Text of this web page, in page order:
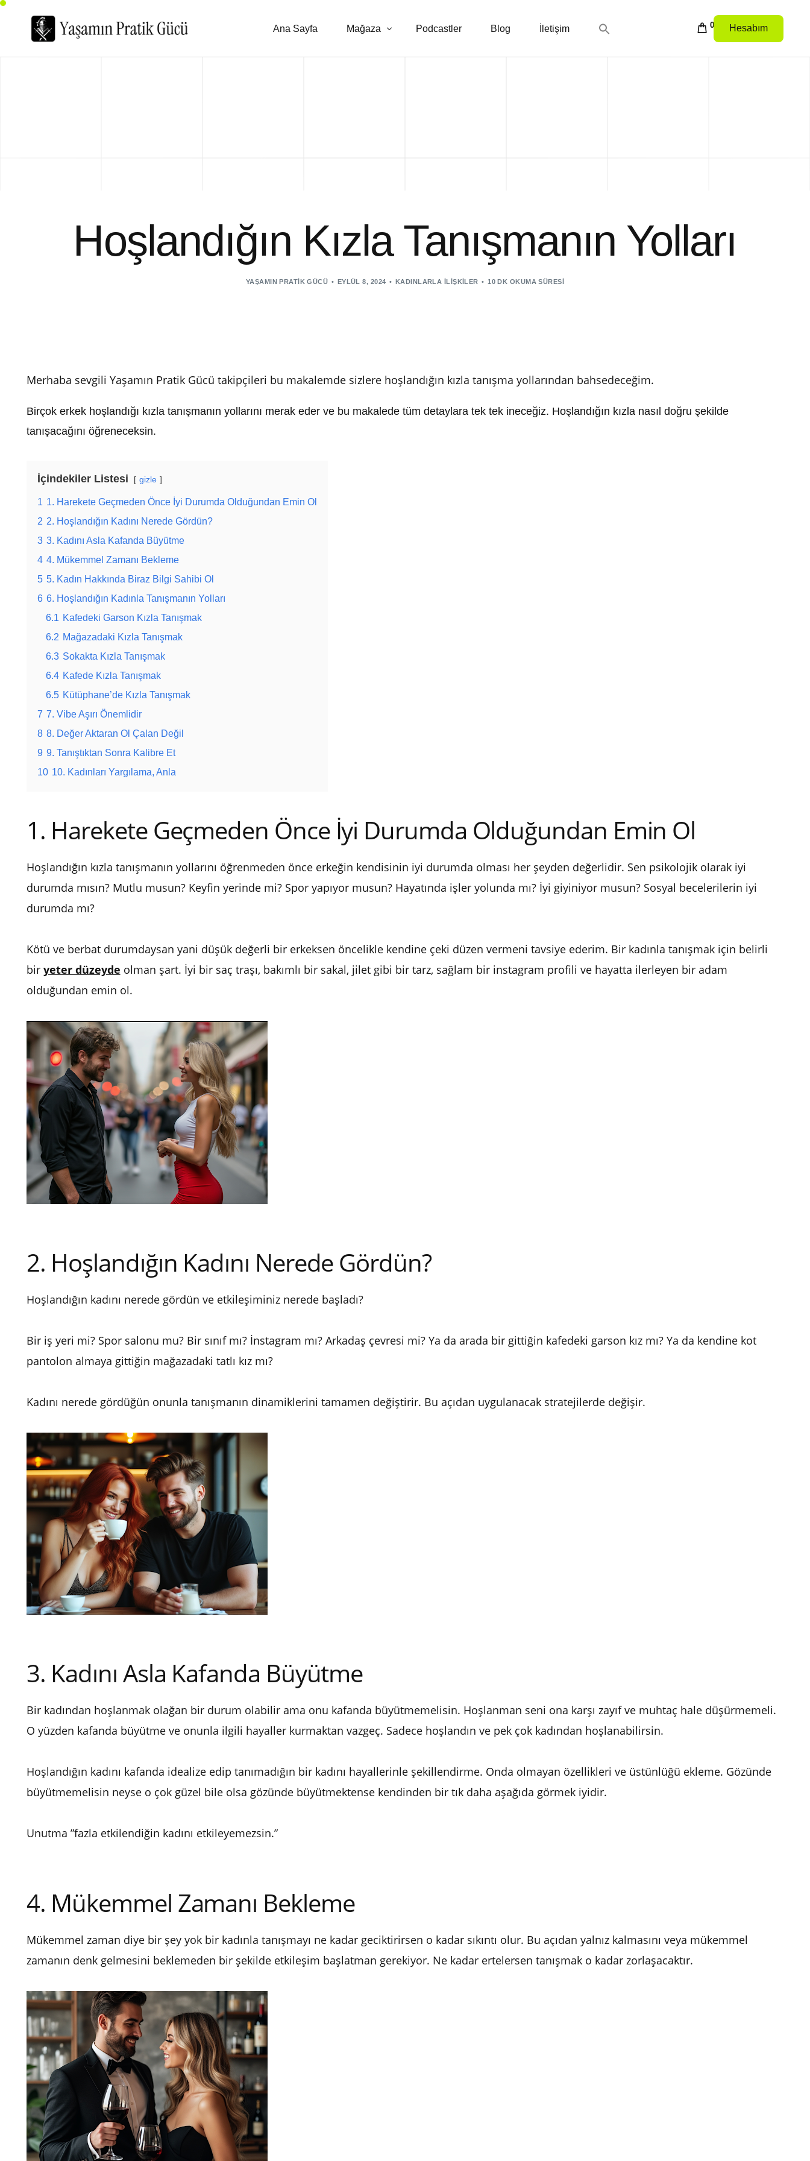
Ana Sayfa Mağaza Podcastler Blog İletişim 0 Hesabım
Hoşlandığın Kızla Tanışmanın Yolları
YAŞAMIN PRATIK GÜCÜ EYLÜL 8, 2024 KADINLARLA İLIŞKILER 10 DK OKUMA SÜRESI
Merhaba sevgili Yaşamın Pratik Gücü takipçileri bu makalemde sizlere hoşlandığın kızla tanışma yollarından bahsedeceğim.
Birçok erkek hoşlandığı kızla tanışmanın yollarını merak eder ve bu makalede tüm detaylara tek tek ineceğiz. Hoşlandığın kızla nasıl doğru şekilde
tanışacağını öğreneceksin.
İçindekiler Listesi gizle
1 1. Harekete Geçmeden Önce İyi Durumda Olduğundan Emin Ol
2 2. Hoşlandığın Kadını Nerede Gördün?
3 3. Kadını Asla Kafanda Büyütme
4 4. Mükemmel Zamanı Bekleme
5 5. Kadın Hakkında Biraz Bilgi Sahibi Ol
6 6. Hoşlandığın Kadınla Tanışmanın Yolları
6.1 Kafedeki Garson Kızla Tanışmak
6.2 Mağazadaki Kızla Tanışmak
6.3 Sokakta Kızla Tanışmak
6.4 Kafede Kızla Tanışmak
6.5 Kütüphane’de Kızla Tanışmak
7 7. Vibe Aşırı Önemlidir
8 8. Değer Aktaran Ol Çalan Değil
9 9. Tanıştıktan Sonra Kalibre Et
10 10. Kadınları Yargılama, Anla
1. Harekete Geçmeden Önce İyi Durumda Olduğundan Emin Ol
Hoşlandığın kızla tanışmanın yollarını öğrenmeden önce erkeğin kendisinin iyi durumda olması her şeyden değerlidir. Sen psikolojik olarak iyi
durumda mısın? Mutlu musun? Keyfin yerinde mi? Spor yapıyor musun? Hayatında işler yolunda mı? İyi giyiniyor musun? Sosyal becelerilerin iyi
durumda mı?
Kötü ve berbat durumdaysan yani düşük değerli bir erkeksen öncelikle kendine çeki düzen vermeni tavsiye ederim. Bir kadınla tanışmak için belirli
bir yeter düzeyde olman şart. İyi bir saç traşı, bakımlı bir sakal, jilet gibi bir tarz, sağlam bir instagram profili ve hayatta ilerleyen bir adam
olduğundan emin ol.
2. Hoşlandığın Kadını Nerede Gördün?
Hoşlandığın kadını nerede gördün ve etkileşiminiz nerede başladı?
Bir iş yeri mi? Spor salonu mu? Bir sınıf mı? İnstagram mı? Arkadaş çevresi mi? Ya da arada bir gittiğin kafedeki garson kız mı? Ya da kendine kot
pantolon almaya gittiğin mağazadaki tatlı kız mı?
Kadını nerede gördüğün onunla tanışmanın dinamiklerini tamamen değiştirir. Bu açıdan uygulanacak stratejilerde değişir.
3. Kadını Asla Kafanda Büyütme
Bir kadından hoşlanmak olağan bir durum olabilir ama onu kafanda büyütmemelisin. Hoşlanman seni ona karşı zayıf ve muhtaç hale düşürmemeli.
O yüzden kafanda büyütme ve onunla ilgili hayaller kurmaktan vazgeç. Sadece hoşlandın ve pek çok kadından hoşlanabilirsin.
Hoşlandığın kadını kafanda idealize edip tanımadığın bir kadını hayallerinle şekillendirme. Onda olmayan özellikleri ve üstünlüğü ekleme. Gözünde
büyütmemelisin neyse o çok güzel bile olsa gözünde büyütmektense kendinden bir tık daha aşağıda görmek iyidir.
Unutma ”fazla etkilendiğin kadını etkileyemezsin.”
4. Mükemmel Zamanı Bekleme
Mükemmel zaman diye bir şey yok bir kadınla tanışmayı ne kadar geciktirirsen o kadar sıkıntı olur. Bu açıdan yalnız kalmasını veya mükemmel
zamanın denk gelmesini beklemeden bir şekilde etkileşim başlatman gerekiyor. Ne kadar ertelersen tanışmak o kadar zorlaşacaktır.